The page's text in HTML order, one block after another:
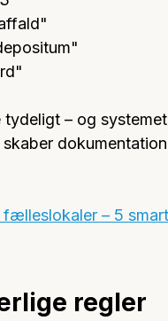
tydeligt – og
– 5
regler